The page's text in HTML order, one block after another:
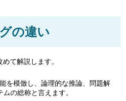
の違い
て解説します。
を模倣し、論理的な推論、問題解
の総称と言えます。